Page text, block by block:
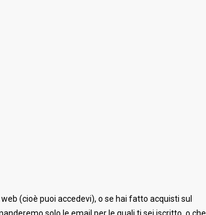
(cioè puoi accedevi), o se hai fatto acquisti sul